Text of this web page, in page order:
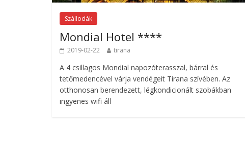
Szállodák
Mondial Hotel ****
2019-02-22 tirana
A 4 csillagos Mondial napozóterasszal, bárral és
tetőmedencével várja vendégeit Tirana szívében. Az
otthonosan berendezett, légkondicionált szobákban
ingyenes wifi áll